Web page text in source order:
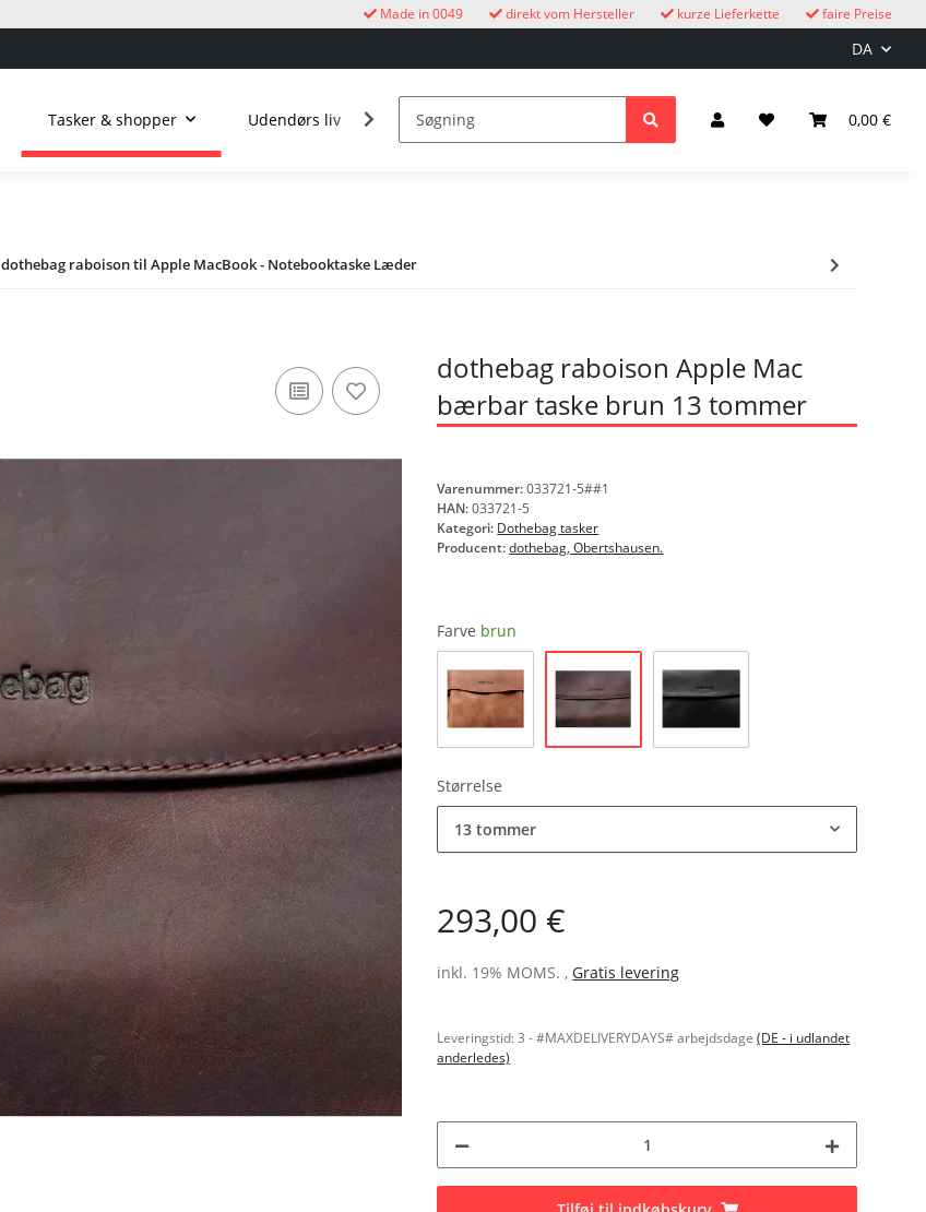
faire Preise
kurze Lieferkette
direkt vom Hersteller
Made in 0049
DA
0,00 €
Tasker & shopper Udendørs liv Kukure Lys & elektricitet
dothebag raboison til Apple MacBook - Notebooktaske Læder
dothebag raboison Apple Mac
bærbar taske brun 13 tommer
Varenummer:033721-5##1
HAN:033721-5
Kategori: Dothebag tasker
Producent:dothebag, Obertshausen.
Farve brun
Størrelse
13 tommer
293,00 €
inkl. 19% MOMS. ,Gratis levering
Leveringstid:3 - #MAXDELIVERYDAYS# arbejdsdage(DE - i udlandet
anderledes)